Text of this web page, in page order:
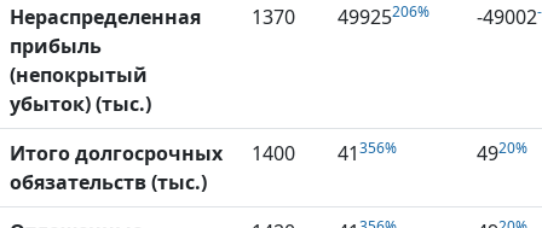
Нераспределенная
прибыль
(непокрытый
убыток) (тыс.)
1370 49925206% -49002
Итого долгосрочных
обязательств (тыс.)
1400 41356% 4920%